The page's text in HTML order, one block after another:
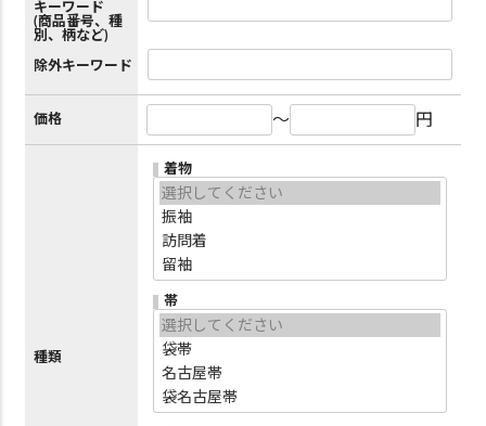
キーワード
(商品番号、種
別、柄など)
除外キーワード
価格 ～ 円
種類
着物
帯